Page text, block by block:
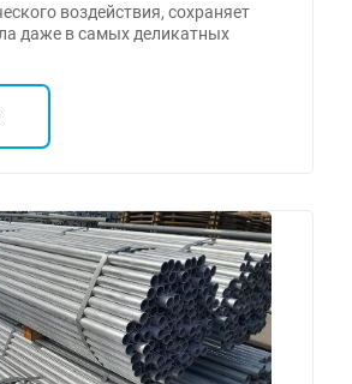
воздействия, сохраняет
даже в самых деликатных